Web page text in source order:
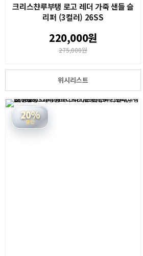
크리스챤루부탱 로고 레더 가죽 샌들 슬
리퍼 (3컬러) 26SS
220,000원
275,000원
위시리스트
20%
할인